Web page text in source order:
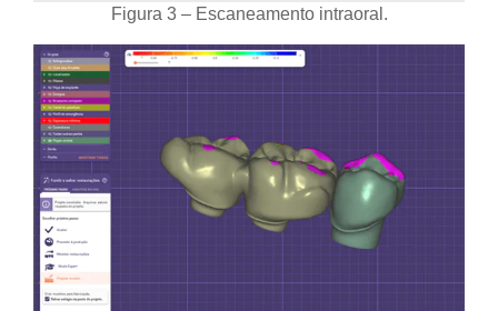
Figura 3 – Escaneamento intraoral.